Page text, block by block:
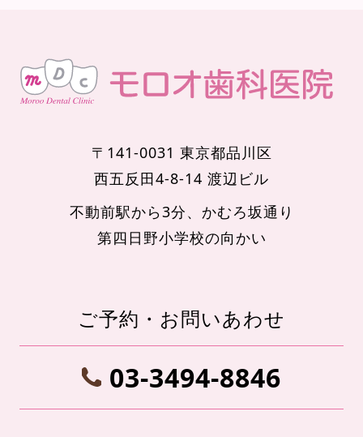
〒141-0031 東京都品川区
西五反田4-8-14 渡辺ビル
不動前駅から3分、かむろ坂通り
第四日野小学校の向かい
ご予約・お問いあわせ
03-3494-8846